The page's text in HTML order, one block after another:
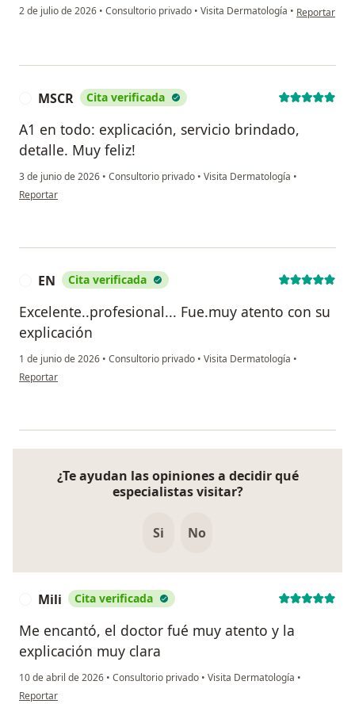
2 de julio de 2026 • Consultorio privado • Visita Dermatología • en opinión
Reportar
MSCR Cita verificada
A1 en todo: explicación, servicio brindado,
detalle. Muy feliz!
3 de junio de 2026 • Consultorio privado • Visita Dermatología •
en opinión del usuario MSCR
Reportar
EN Cita verificada
Excelente..profesional... Fue.muy atento con su
explicación
1 de junio de 2026 • Consultorio privado • Visita Dermatología •
en opinión del usuario EN
Reportar
¿Te ayudan las opiniones a decidir qué
especialistas visitar?
Si No
Mili Cita verificada
Me encantó, el doctor fué muy atento y la
explicación muy clara
10 de abril de 2026 • Consultorio privado • Visita Dermatología •
en opinión del usuario Mili
Reportar